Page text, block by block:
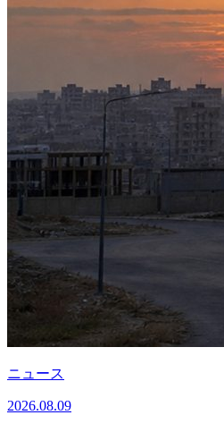
ニュース
2026.08.09